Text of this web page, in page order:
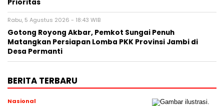
Prioritas
Rabu, 5 Agustus 2026 - 18:43 WIB
Gotong Royong Akbar, Pemkot Sungai Penuh
Matangkan Persiapan Lomba PKK Provinsi Jambi di
Desa Permanti
BERITA TERBARU
Nasional